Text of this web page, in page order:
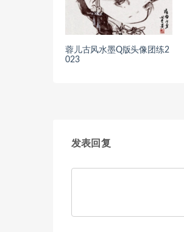
蓉儿古风水墨Q版头像团练2
023
发表回复